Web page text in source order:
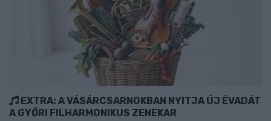
EXTRA: A VÁSÁRCSARNOKBAN NYITJA ÚJ ÉVADÁT
A GYŐRI FILHARMONIKUS ZENEKAR